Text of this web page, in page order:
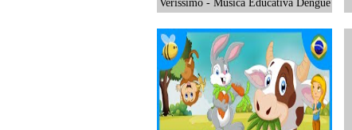
Verissimo - Música Educativa Dengue